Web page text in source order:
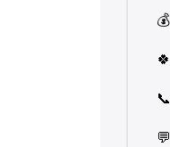
💰
🍀
📞
💬